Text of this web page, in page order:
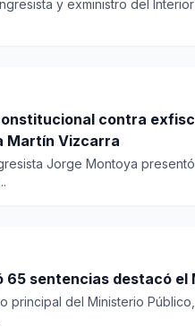
y exministro del
contra
Martín Vizcarra
Jorge Montoya
65 sentencias destacó el
principal del Ministerio